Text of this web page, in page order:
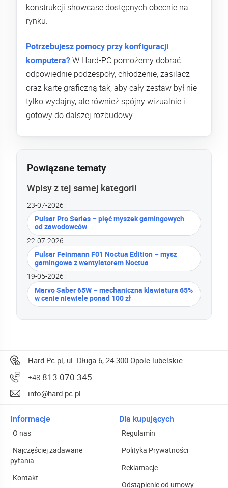
konstrukcji showcase dostępnych obecnie na
rynku.
Potrzebujesz pomocy przy konfiguracji
komputera?W Hard-PC pomożemy dobrać
odpowiednie podzespoły, chłodzenie, zasilacz
oraz kartę graficzną tak, aby cały zestaw był nie
tylko wydajny, ale również spójny wizualnie i
gotowy do dalszej rozbudowy.
Powiązane tematy
Wpisy z tej samej kategorii
23-07-2026 :
Pulsar Pro Series – pięć myszek gamingowych
od zawodowców
22-07-2026 :
Pulsar Feinmann F01 Noctua Edition – mysz
gamingowa z wentylatorem Noctua
19-05-2026 :
Marvo Saber 65W – mechaniczna klawiatura 65%
w cenie niewiele ponad 100 zł
Hard-Pc.pl, ul. Długa 6, 24-300 Opole lubelskie
+48 813 070 345
info@hard-pc.pl
Informacje
O nas
Najczęściej zadawane
pytania
Kontakt
Dla kupujących
Regulamin
Polityka Prywatności
Reklamacje
Odstąpienie od umowy